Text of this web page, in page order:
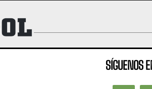
SÍGUENOS